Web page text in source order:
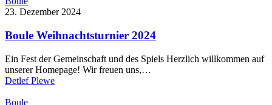
23. Dezember 2024
Boule Weihnachtsturnier 2024
Ein Fest der Gemeinschaft und des Spiels Herzlich willkommen auf
unserer Homepage! Wir freuen uns,…
Detlef Plewe
Boule